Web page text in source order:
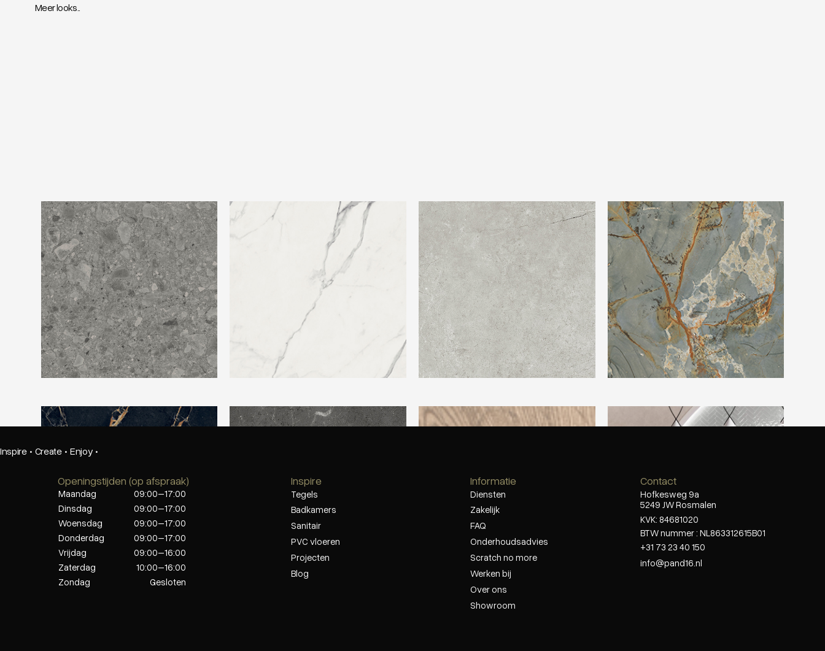
Meer looks..
Beste Koop 600X600 Flodsten Smoke Beste Koop 600X1200 Signoria Statuario
Light
Beste Koop 600X600 Harmony Grey Beste Koop 600X1200 Signoria Roma
Imperiale
Beste Koop 600X1200 Signoria Port Gold Beste Koop 600X600 Harmony Black Beste Koop 234X1195 Yosemite Natural Beste Koop 065X202 Kendal Rosa
Inspire · Create · Enjoy ·
Openingstijden (op afspraak)
Maandag
09:00–17:00
Dinsdag
09:00–17:00
Woensdag
09:00–17:00
Donderdag
09:00–17:00
Vrijdag
09:00–16:00
Zaterdag
10:00–16:00
Zondag
Gesloten
Inspire
Tegels
Badkamers
Sanitair
PVC vloeren
Projecten
Blog
Informatie
Diensten
Zakelijk
FAQ
Onderhoudsadvies
Scratch no more
Werken bij
Over ons
Showroom
Contact
Hofkesweg 9a
5249 JW Rosmalen
KVK: 84681020
BTW nummer : NL863312615B01
+31 73 23 40 150
info@pand16.nl